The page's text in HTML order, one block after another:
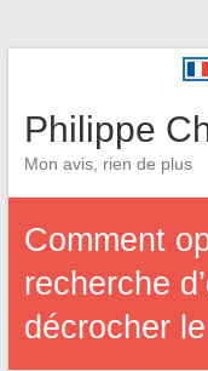
Philippe
Mon avis, rien de plus
Comment
recherche
décrocher